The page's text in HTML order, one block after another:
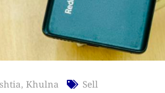
, Khulna Sell